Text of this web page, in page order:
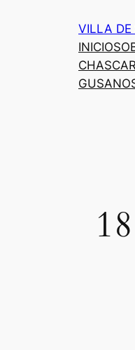
VILLA DE
INICIO